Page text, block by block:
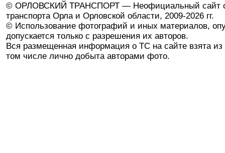
© ОРЛОВСКИЙ ТРАНСПОРТ — Неофициальный сайт
транспорта Орла и Орловской области, 2009-2026 гг.
© Использование фотографий и иных материалов,
допускается только с разрешения их авторов.
Вся размещенная информация о ТС на сайте взята из
том числе лично добыта авторами фото.